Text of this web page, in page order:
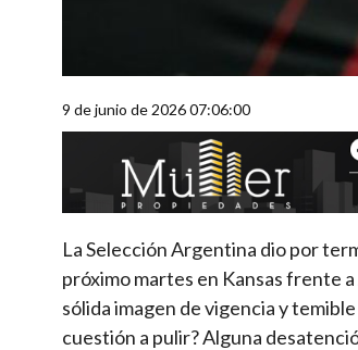
9 de junio de 2026 07:06:00
La Selección Argentina dio por
próximo martes en Kansas frente
sólida imagen de vigencia y
cuestión a pulir? Alguna